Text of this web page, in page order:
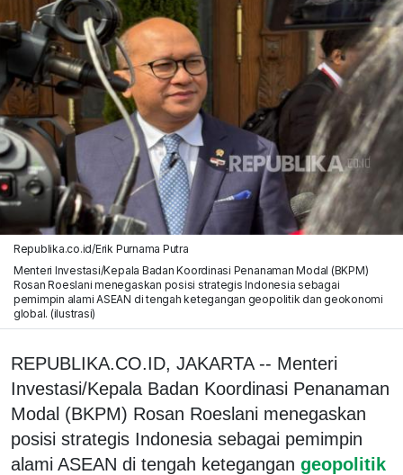
Republika.co.id/Erik Purnama Putra
Menteri Investasi/Kepala Badan Koordinasi Penanaman Modal (BKPM)
Rosan Roeslani menegaskan posisi strategis Indonesia sebagai
pemimpin alami ASEAN di tengah ketegangan geopolitik dan geokonomi
global. (ilustrasi)
REPUBLIKA.CO.ID, JAKARTA -- Menteri
Investasi/Kepala Badan Koordinasi Penanaman
Modal (BKPM) Rosan Roeslani menegaskan
posisi strategis Indonesia sebagai pemimpin
alami ASEAN di tengah ketegangan geopolitik